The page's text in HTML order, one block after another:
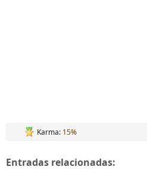
Karma: 15%
Entradas relacionadas: